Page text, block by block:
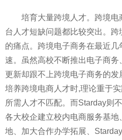
培育大量跨境人才。跨境
台人才短缺问题都比较突出。
的痛点。跨境电子商务在最近
速。虽然高校不断推出电子商
更新却跟不上跨境电子商务的
培养跨境电商人才时,理论重于
所需人才不匹配。而Starday则
各大校企建立校内电商服务基
地、加大合作办学拓展、